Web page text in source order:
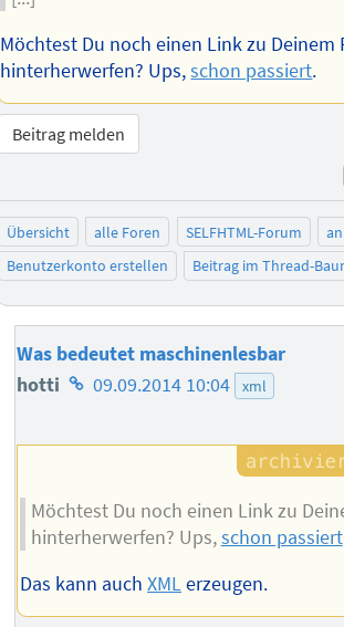
Möchtest Du noch einen Link zu Deinem
hinterherwerfen? Ups,schon passiert.
Beitrag melden
Übersicht alle Foren SELFHTML-Forum
Benutzerkonto erstellen
Beitrag im Thread-
Was bedeutet maschinenlesbar
hotti Homepage
Autors
09.09.2014 10:04 xml
Möchtest Du noch einen Link zu
hinterherwerfen? Ups,schon passiert
Das kann auchXMLerzeugen.